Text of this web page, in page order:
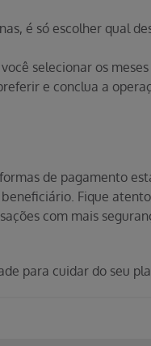
é só escolher qual
selecionar os meses
e conclua a
de pagamento
Fique
com mais
para cuidar do seu